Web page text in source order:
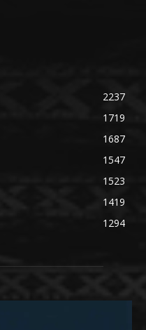
2237
1719
1687
1547
1523
1419
1294